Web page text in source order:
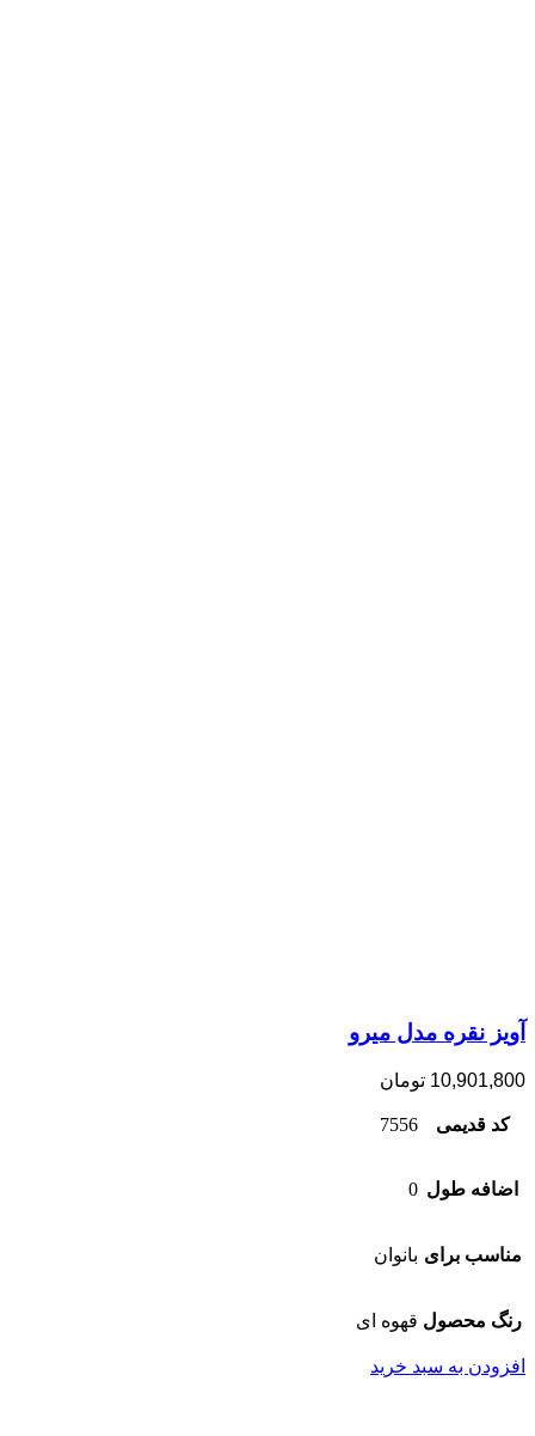
آویز نقره مدل میرو
10,901,800 تومان
کد قدیمی 7556
اضافه طول 0
مناسب برای بانوان
رنگ محصول قهوه ای
افزودن به سبد خرید